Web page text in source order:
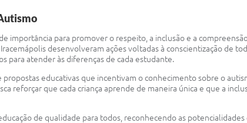
importância para promover o respeito, a inclusão e a
desenvolveram ações voltadas à conscientização de
para atender às diferenças de cada estudante.
educativas que incentivam o conhecimento sobre o
reforçar que cada criança aprende de maneira única e que a
de qualidade para todos, reconhecendo as